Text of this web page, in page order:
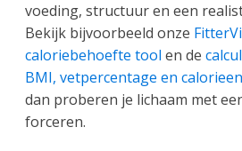
voeding, structuur en een
Bekijk bijvoorbeeld onze
caloriebehoefte tool en de
BMI, vetpercentage en calorieen
dan proberen je lichaam met
forceren.